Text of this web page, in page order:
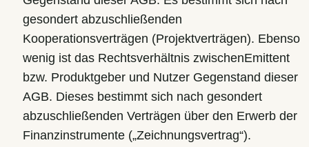
gesondert abzuschließenden
Kooperationsverträgen (Projektverträgen). Ebenso
wenig ist das Rechtsverhältnis zwischenEmittent
bzw. Produktgeber und Nutzer Gegenstand dieser
AGB. Dieses bestimmt sich nach gesondert
abzuschließenden Verträgen über den Erwerb der
Finanzinstrumente („Zeichnungsvertrag“).